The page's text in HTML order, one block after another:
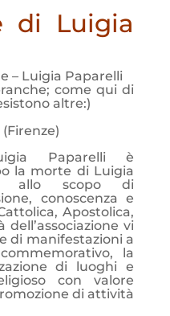
di Luigia
– Luigia Paparelli
come qui di
altre:)
Paparelli è
la morte di Luigia
allo scopo di
conoscenza e
Apostolica,
vi
di manifestazioni a
la
di luoghi e
con valore
di attività